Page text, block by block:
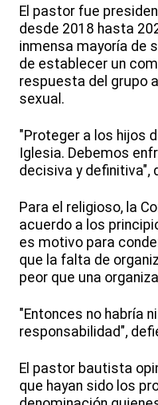
El pastor fue
desde 2018 hasta
inmensa mayoría de
de establecer un
respuesta del grupo
sexual.
"Proteger a los hijos
Iglesia. Debemos
decisiva y definitiva",
Para el religioso, la
acuerdo a los
es motivo para
que la falta de
peor que una
"Entonces no habría
responsabilidad",
El pastor bautista
que hayan sido los